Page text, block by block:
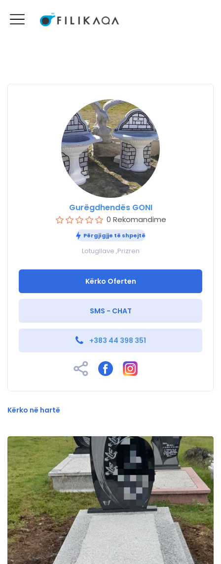
Gurëgdhendës GONI
0 Rekomandime
Përgjigjje të shpejtë
Lotugllave ,Prizren
Kërko Oferten
SMS - CHAT
+383 44 398 351
Kërko në hartë